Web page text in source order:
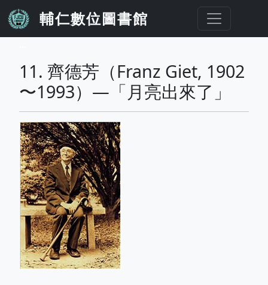
移至主內容
輔仁數位圖書館
11. 齊德芳（Franz Giet, 1902
〜1993）—「月亮出來了」